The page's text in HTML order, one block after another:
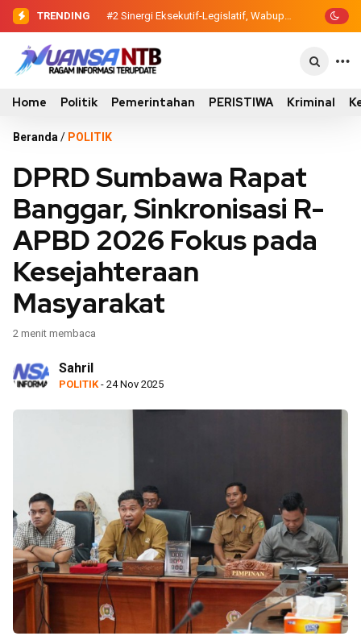
TRENDING #2 Sinergi Eksekutif-Legislatif,
Wabup Ansori Serahkan Tujuh Kontainer
#3 Evaluasi Perencanaan Pembangunan
2026, Pemkab Sumbawa Luncurkan
Home Politik Pemerintahan PERISTIWA Kriminal
Beranda / POLITIK
DPRD Sumbawa Rapat
Banggar, Sinkronisasi R-
APBD 2026 Fokus pada
Kesejahteraan
Masyarakat
2 menit membaca
Sahril
POLITIK - 24 Nov 2025